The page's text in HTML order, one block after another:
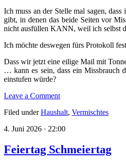
Ich muss an der Stelle mal sagen,
gibt, in denen das beide Seiten vor
nicht ausfüllen KANN, weil ich selbst
Ich möchte deswegen fürs Protokoll
Dass wir jetzt eine eilige Mail mit
… kann es sein, dass ein Missbrauch
einstufen würde?
Leave a Comment
Filed underHaushalt, Vermischtes
4. Juni 2026 · 22:00
Feiertag Schmeiertag